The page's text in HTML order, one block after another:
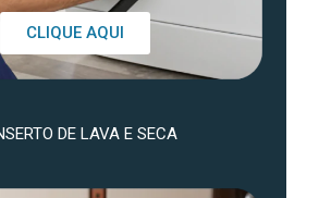
CLIQUE AQUI
DE LAVA E SECA